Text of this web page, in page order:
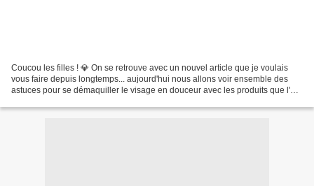
Coucou les filles ! 💎 On se retrouve avec un nouvel article que je voulais
vous faire depuis longtemps... aujourd'hui nous allons voir ensemble des
astuces pour se démaquiller le visage en douceur avec les produits que l'on